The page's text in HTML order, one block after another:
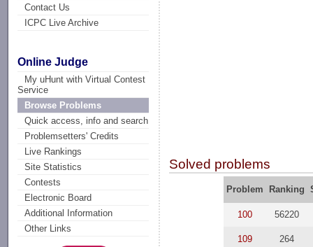
Contact Us
ICPC Live Archive
Online Judge
My uHunt with Virtual Contest
Service
Browse Problems
Quick access, info and search
Problemsetters' Credits
Live Rankings
Site Statistics
Contests
Electronic Board
Additional Information
Other Links
Solved problems
Problem Ranking
100 56220
109 264